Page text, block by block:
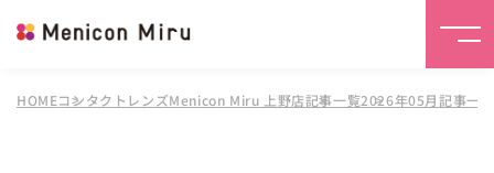
HOMEコンタクトレンズMenicon Miru 上野店記事一覧2026年05月記事一覧